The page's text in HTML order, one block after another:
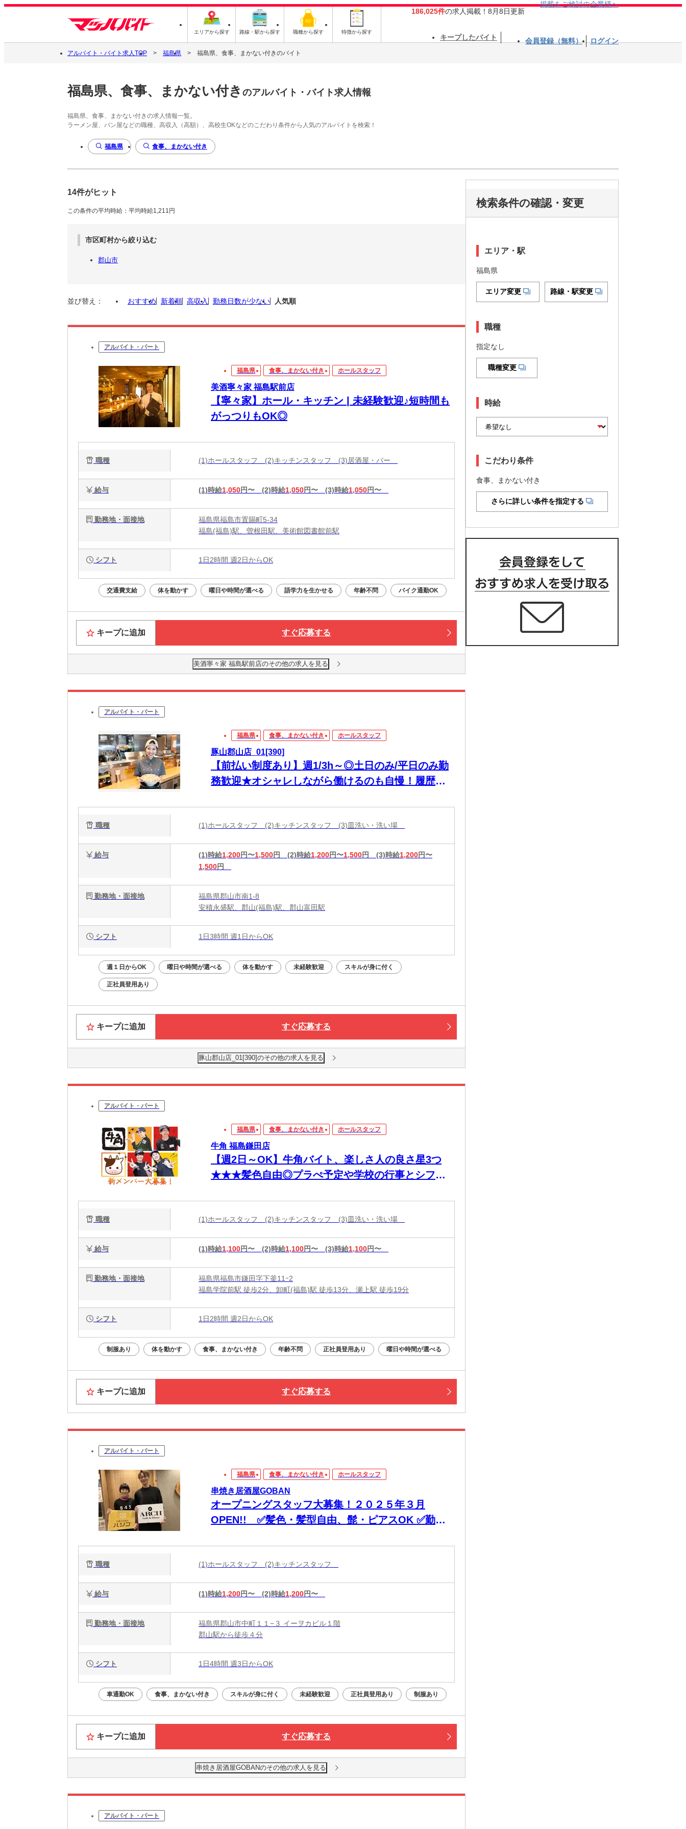
エリアから探す 路線・駅から探す 職種から探す 特徴から探す
186,025件の求人掲載！8月8日更新
掲載をご検討の企業様へ
キープしたバイト 会員登録（無料） ログイン
アルバイト・バイト求人TOP 福島県 福島県、食事、まかない付きのバイト
福島県、食事、まかない付き のアルバイト・バイト求人情報
福島県、食事、まかない付きの求人情報一覧。
ラーメン屋、パン屋などの職種、高収入（高額）、高校生OKなどのこだわり条件から人気のアルバイトを検索！
福島県 食事、まかない付き
14件がヒット
この条件の平均時給：平均時給1,211円
市区町村から絞り込む
郡山市
並び替え： おすすめ 新着順 高収入 勤務日数が少ない 人気順
アルバイト・パート
福島県 食事、まかない付き ホールスタッフ
美酒寧々家 福島駅前店
【寧々家】ホール・キッチン | 未経験歓迎♪短時間も
がっつりもOK◎
職種 (1)ホールスタッフ (2)キッチンスタッフ (3)居酒屋・バー
給与 (1)時給1,050円〜 (2)時給1,050円〜 (3)時給1,050円〜
勤務地・面接地
福島県福島市置賜町5-34
福島(福島)駅、曽根田駅、美術館図書館前駅
シフト 1日2時間 週2日からOK
交通費支給 体を動かす 曜日や時間が選べる 語学力を生かせる 年齢不問 バイク通勤OK
キープに追加 すぐ応募する
美酒寧々家 福島駅前店のその他の求人を見る
アルバイト・パート
福島県 食事、まかない付き ホールスタッフ
豚山郡山店_01[390]
【前払い制度あり】週1/3h～◎土日のみ/平日のみ勤
務歓迎★オシャレしながら働けるのも自慢！履歴書
職種 (1)ホールスタッフ (2)キッチンスタッフ (3)皿洗い・洗い場
給与 (1)時給1,200円〜1,500円 (2)時給1,200円〜1,500円 (3)時給1,200円〜
1,500円
勤務地・面接地
福島県郡山市南1-8
安積永盛駅、郡山(福島)駅、郡山富田駅
シフト 1日3時間 週1日からOK
週１日からOK 曜日や時間が選べる 体を動かす 未経験歓迎 スキルが身に付く
正社員登用あり
キープに追加 すぐ応募する
豚山郡山店_01[390]のその他の求人を見る
アルバイト・パート
福島県 食事、まかない付き ホールスタッフ
牛角 福島鎌田店
【週2日～OK】牛角バイト、楽しさ人の良さ星3つ
★★★髪色自由◎プラぺ予定や学校の行事とシフト
職種 (1)ホールスタッフ (2)キッチンスタッフ (3)皿洗い・洗い場
給与 (1)時給1,100円〜 (2)時給1,100円〜 (3)時給1,100円〜
勤務地・面接地
福島県福島市鎌田字下釜11ｰ2
福島学院前駅 徒歩2分、卸町(福島)駅 徒歩13分、瀬上駅 徒歩19分
シフト 1日2時間 週2日からOK
制服あり 体を動かす 食事、まかない付き 年齢不問 正社員登用あり 曜日や時間が選べる
キープに追加 すぐ応募する
アルバイト・パート
福島県 食事、まかない付き ホールスタッフ
串焼き居酒屋GOBAN
オープニングスタッフ大募集！２０２５年３月
OPEN!! ✅髪色・髪型自由、髭・ピアスOK ✅勤務
職種 (1)ホールスタッフ (2)キッチンスタッフ
給与 (1)時給1,200円〜 (2)時給1,200円〜
勤務地・面接地
福島県郡山市中町１１−３ イーヲカビル１階
郡山駅から徒歩４分
シフト 1日4時間 週3日からOK
車通勤OK 食事、まかない付き スキルが身に付く 未経験歓迎 正社員登用あり 制服あり
キープに追加 すぐ応募する
串焼き居酒屋GOBANのその他の求人を見る
アルバイト・パート
検索条件の確認・変更
エリア・駅
福島県
エリア変更 路線・駅変更
職種
指定なし
職種変更
時給
こだわり条件
食事、まかない付き
さらに詳しい条件を指定する